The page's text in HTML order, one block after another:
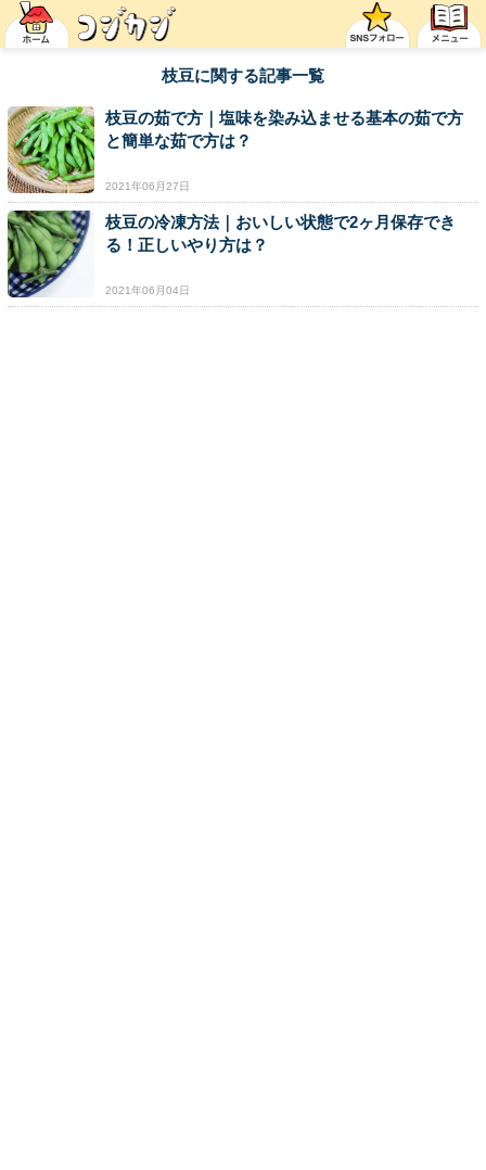
枝豆に関する記事一覧
枝豆の茹で方｜塩味を染み込ませる基本の茹で方
と簡単な茹で方は？
2021年06月27日
枝豆の冷凍方法｜おいしい状態で2ヶ月保存でき
る！正しいやり方は？
2021年06月04日